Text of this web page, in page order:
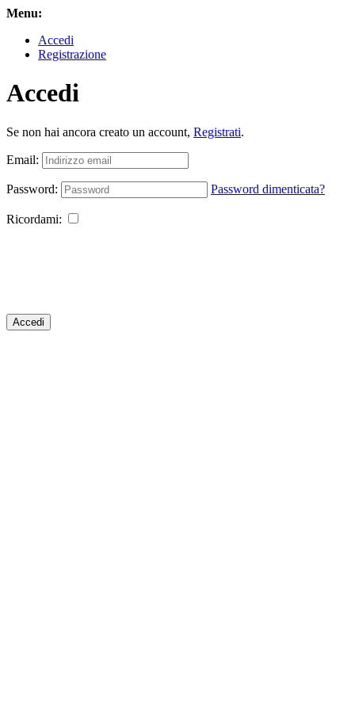
Menu:
Accedi
Registrazione
Accedi
Se non hai ancora creato un account, Registrati.
Email:
Password: Password dimenticata?
Ricordami:
Accedi